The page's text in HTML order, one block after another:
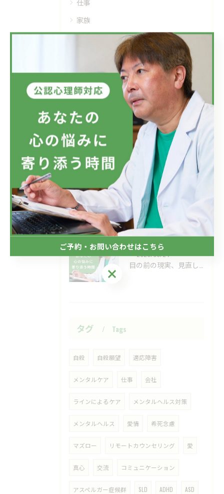
仕事
家族
精神疾患
メンタルヘルス
最近の投稿 Recent Posts
2026/07/08
フジテレビのドラマにおいて、ハラスメントのニュースが話題です...
2026/07/01
新しい視点の大切さ。
2026/06/24
タグ Tags
自殺 自殺願望 適応障害
メンタルケア 仕事 会社
ラインによるケア メンタルヘルス対策
メンタルヘルス 愛情 希死念慮
マズロー リモートカウンセリング 愛
真心 交流 コミュニケーション
アスペルガー症候群 SLD ADHD ASD
ご予約・お問い合わせはこちら
ご予約・お問い合わせはこちら